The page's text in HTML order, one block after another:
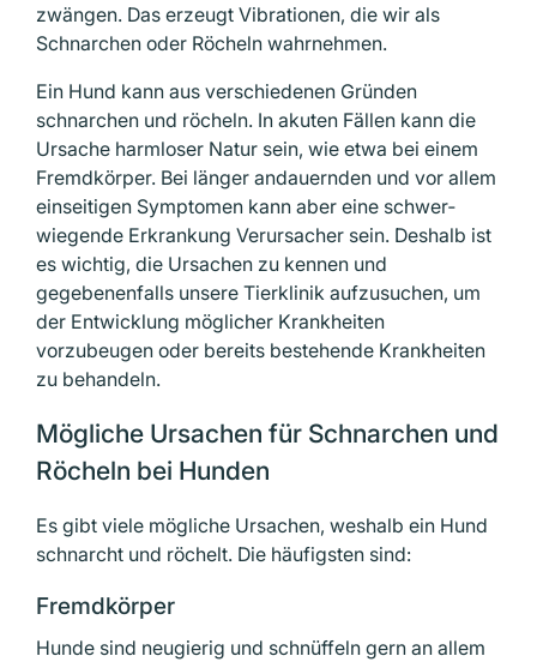
zwängen. Das erzeugt Vibrationen, die wir als
Schnarchen oder Röcheln wahrnehmen.
Ein Hund kann aus verschiedenen Gründen
schnarchen und röcheln. In akuten Fällen kann die
Ursache harmloser Natur sein, wie etwa bei einem
Fremdkörper. Bei länger andauernden und vor allem
einseitigen Symptomen kann aber eine schwer­
wiegende Erkrankung Verursacher sein. Deshalb ist
es wichtig, die Ursachen zu kennen und
gegebenenfalls unsere Tierklinik aufzusuchen, um
der Entwicklung möglicher Krankheiten
vorzubeugen oder bereits bestehende Krankheiten
zu behandeln.
Mögliche Ursachen für Schnarchen und
Röcheln bei Hunden
Es gibt viele mögliche Ursachen, weshalb ein Hund
schnarcht und röchelt. Die häufigsten sind:
Fremdkörper
Hunde sind neugierig und schnüffeln gern an allem